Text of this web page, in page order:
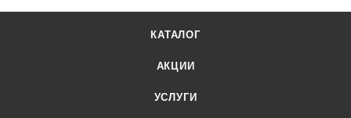
КАТАЛОГ
АКЦИИ
УСЛУГИ